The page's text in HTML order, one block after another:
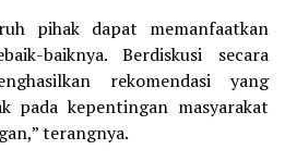
pihak dapat memanfaatkan
baiknya. Berdiskusi secara
rekomendasi yang
pada kepentingan masyarakat
terangnya.